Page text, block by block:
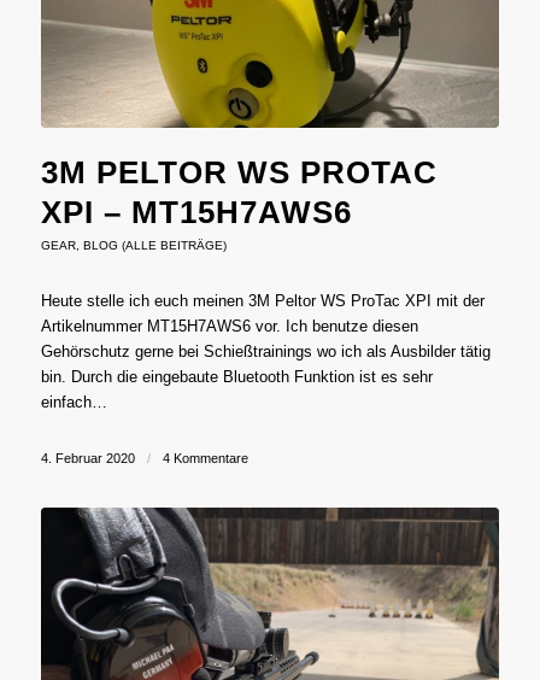
3M PELTOR WS PROTAC
XPI – MT15H7AWS6
GEAR, BLOG (ALLE BEITRÄGE)
Heute stelle ich euch meinen 3M Peltor WS ProTac XPI mit der
Artikelnummer MT15H7AWS6 vor. Ich benutze diesen
Gehörschutz gerne bei Schießtrainings wo ich als Ausbilder tätig
bin. Durch die eingebaute Bluetooth Funktion ist es sehr
einfach…
4. Februar 2020 / 4 Kommentare